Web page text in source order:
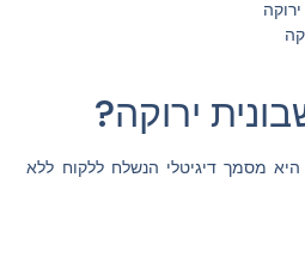
ירוקה?
היא מסמך דיגיטלי הנשלח ללקוח ללא